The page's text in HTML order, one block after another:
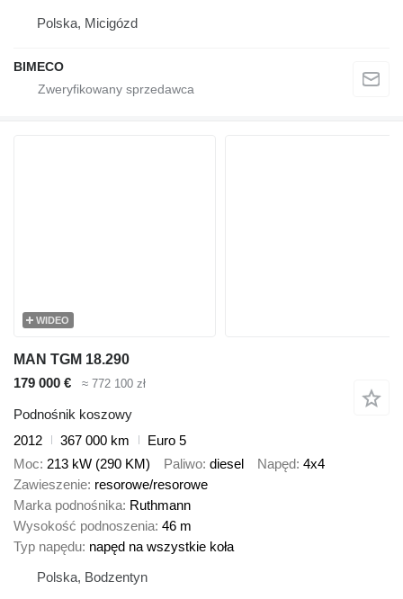
Polska, Micigózd
BIMECO
WIDEO
MAN TGM 18.290
179 000 €
≈ 772 100 zł
Podnośnik koszowy
2012
367 000 km
Euro 5
Moc 213 kW (290 KM) Paliwo diesel Napęd 4x4
Zawieszenie resorowe/resorowe
Marka podnośnika Ruthmann
Wysokość podnoszenia 46 m
Typ napędu napęd na wszystkie koła
Polska, Bodzentyn